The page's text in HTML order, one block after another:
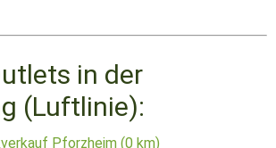
in der
(Luftlinie):
Pforzheim (0 km)